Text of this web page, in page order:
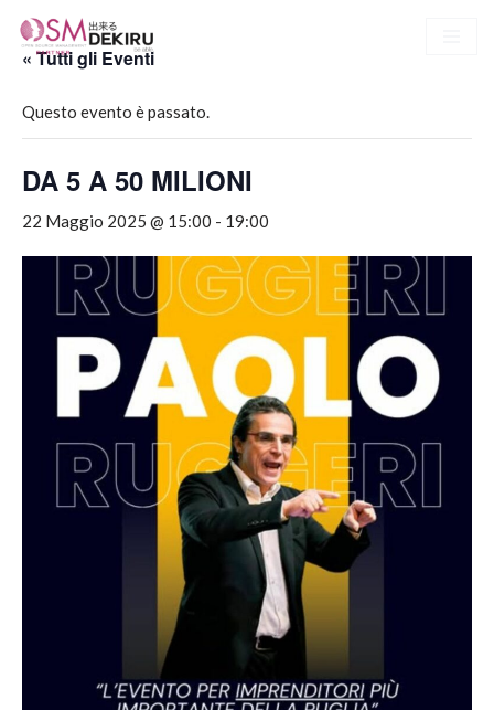
Vai
contenuto
« Tutti gli Eventi
Questo evento è passato.
DA 5 A 50 MILIONI
22 Maggio 2025 @ 15:00 - 19:00